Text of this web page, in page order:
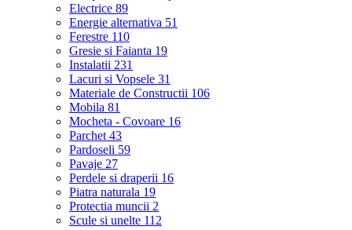
Electrice 89
Energie alternativa 51
Ferestre 110
Gresie si Faianta 19
Instalatii 231
Lacuri si Vopsele 31
Materiale de Constructii 106
Mobila 81
Mocheta - Covoare 16
Parchet 43
Pardoseli 59
Pavaje 27
Perdele si draperii 16
Piatra naturala 19
Protectia muncii 2
Scule si unelte 112